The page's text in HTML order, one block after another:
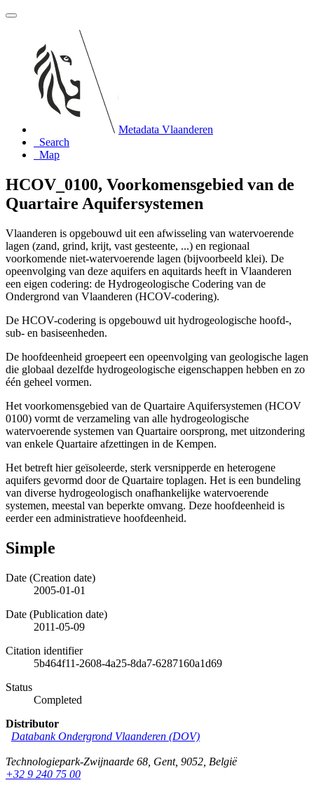
Metadata Vlaanderen
Search
Map
HCOV_0100, Voorkomensgebied van de
Quartaire Aquifersystemen
Vlaanderen is opgebouwd uit een afwisseling van watervoerende
lagen (zand, grind, krijt, vast gesteente, ...) en regionaal
voorkomende niet-watervoerende lagen (bijvoorbeeld klei). De
opeenvolging van deze aquifers en aquitards heeft in Vlaanderen
een eigen codering: de Hydrogeologische Codering van de
Ondergrond van Vlaanderen (HCOV-codering).
De HCOV-codering is opgebouwd uit hydrogeologische hoofd-,
sub- en basiseenheden.
De hoofdeenheid groepeert een opeenvolging van geologische lagen
die globaal dezelfde hydrogeologische eigenschappen hebben en zo
één geheel vormen.
Het voorkomensgebied van de Quartaire Aquifersystemen (HCOV
0100) vormt de verzameling van alle hydrogeologische
watervoerende systemen van Quartaire oorsprong, met uitzondering
van enkele Quartaire afzettingen in de Kempen.
Het betreft hier geïsoleerde, sterk versnipperde en heterogene
aquifers gevormd door de Quartaire toplagen. Het is een bundeling
van diverse hydrogeologisch onafhankelijke watervoerende
systemen, meestal van beperkte omvang. Deze hoofdeenheid is
eerder een administratieve hoofdeenheid.
Simple
Date (Creation date)
2005-01-01
Date (Publication date)
2011-05-09
Citation identifier
5b464f11-2608-4a25-8da7-6287160a1d69
Status
Completed
Distributor
Databank Ondergrond Vlaanderen (DOV)
Technologiepark-Zwijnaarde 68 Gent, 9052 België
+32 9 240 75 00